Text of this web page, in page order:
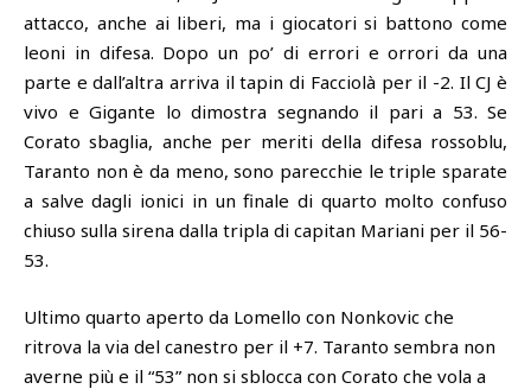
attacco, anche ai liberi, ma i giocatori si battono come
leoni in difesa. Dopo un po’ di errori e orrori da una
parte e dall’altra arriva il tapin di Facciolà per il -2. Il CJ è
vivo e Gigante lo dimostra segnando il pari a 53. Se
Corato sbaglia, anche per meriti della difesa rossoblu,
Taranto non è da meno, sono parecchie le triple sparate
a salve dagli ionici in un finale di quarto molto confuso
chiuso sulla sirena dalla tripla di capitan Mariani per il 56-
53.
Ultimo quarto aperto da Lomello con Nonkovic che
ritrova la via del canestro per il +7. Taranto sembra non
averne più e il “53” non si sblocca con Corato che vola a